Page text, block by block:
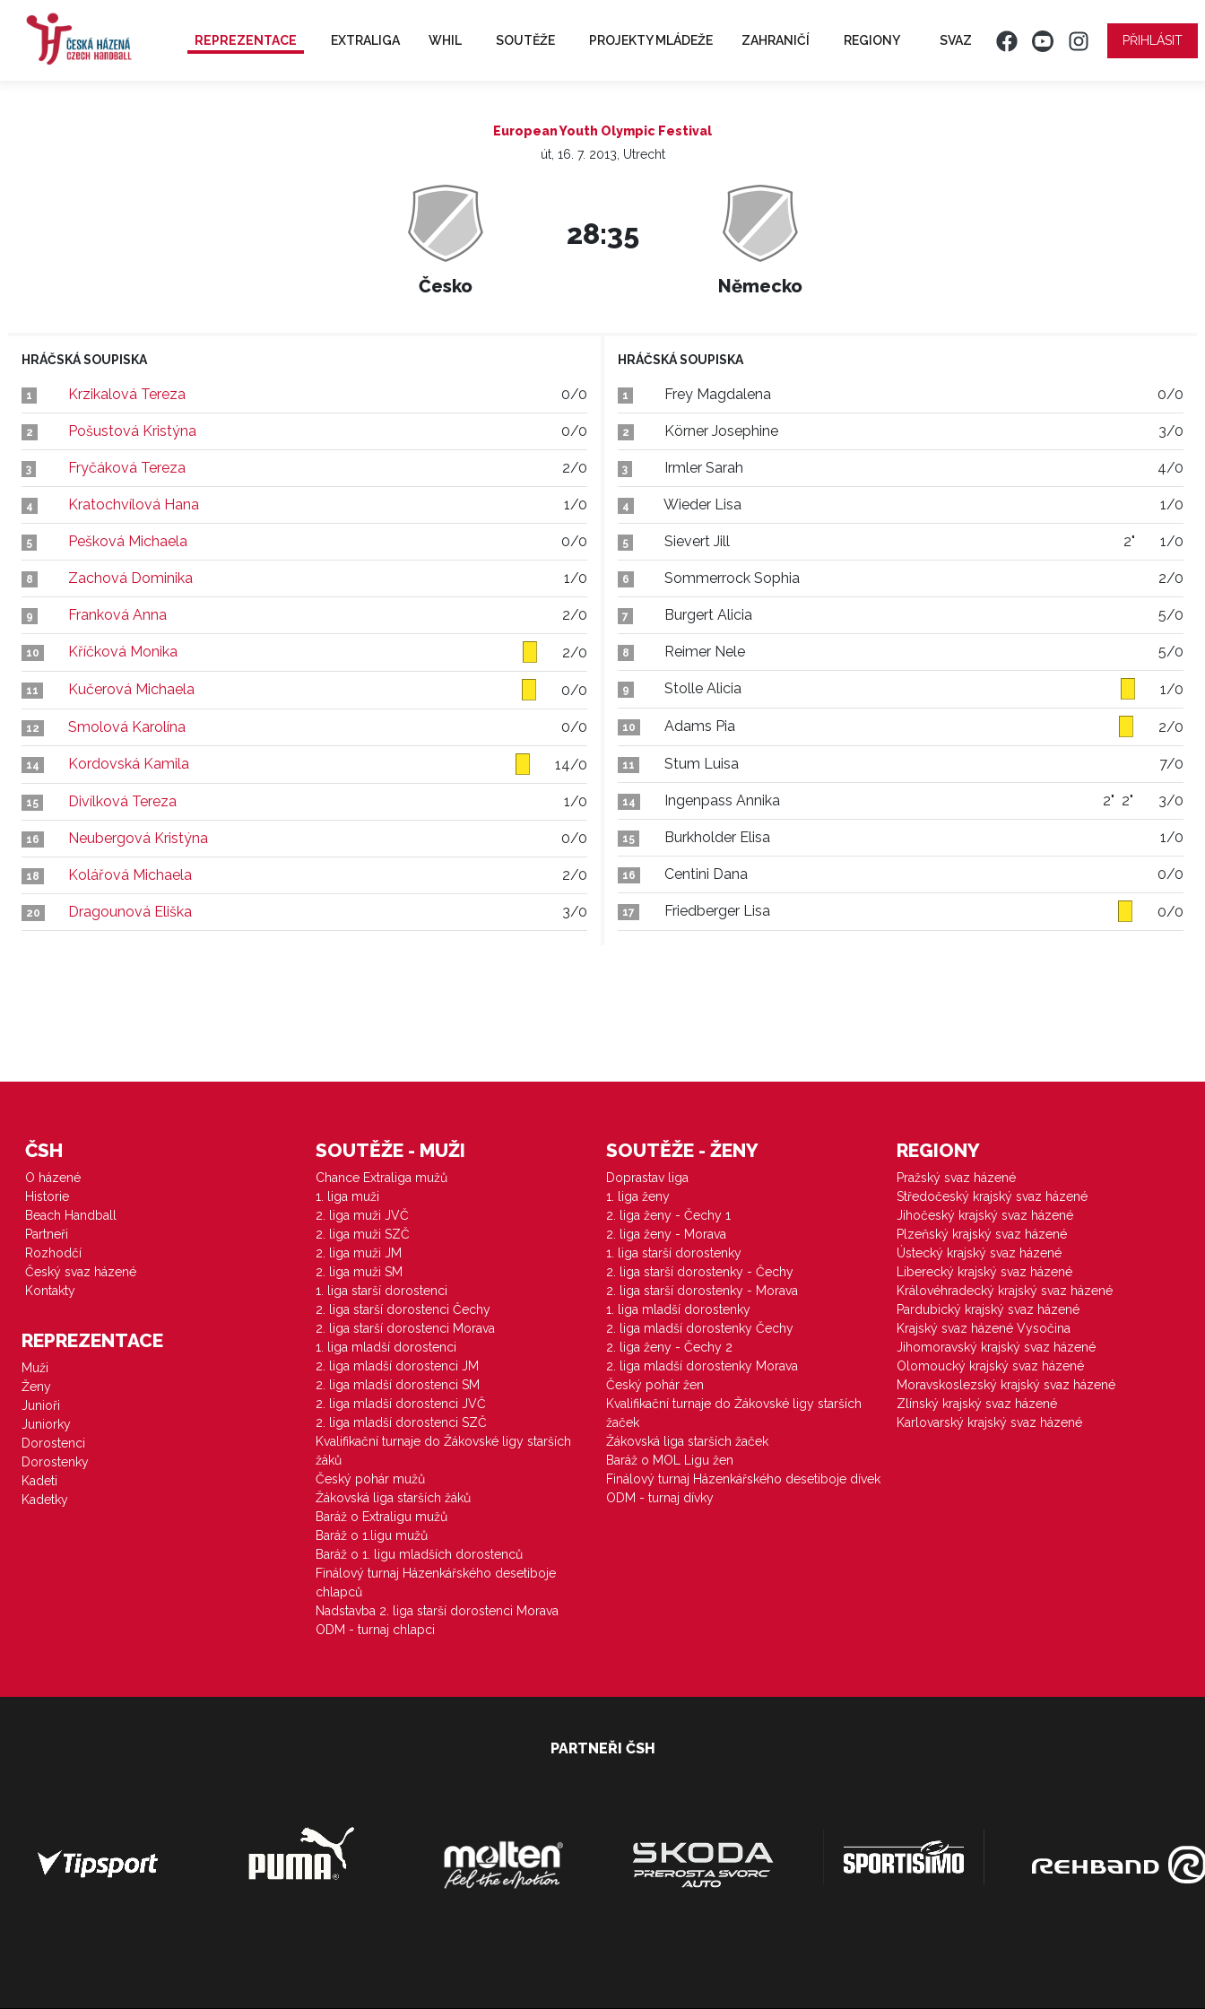
REPREZENTACE EXTRALIGA WHIL SOUTĚŽE PROJEKTY MLÁDEŽE ZAHRANIČÍ REGIONY SVAZ PŘIHLÁSIT
European Youth Olympic Festival
út, 16. 7. 2013, Utrecht
Česko
28:35
Německo
HRÁČSKÁ SOUPISKA
1 Krzikalová Tereza 0/0
2 Pošustová Kristýna 0/0
3 Fryčáková Tereza 2/0
4 Kratochvílová Hana 1/0
5 Pešková Michaela 0/0
8 Zachová Dominika 1/0
9 Franková Anna 2/0
10 Kříčková Monika 2/0
11 Kučerová Michaela 0/0
12 Smolová Karolína 0/0
14 Kordovská Kamila 14/0
15 Divílková Tereza 1/0
16 Neubergová Kristýna 0/0
18 Kolářová Michaela 2/0
20 Dragounová Eliška 3/0
HRÁČSKÁ SOUPISKA
1 Frey Magdalena 0/0
2 Körner Josephine 3/0
3 Irmler Sarah 4/0
4 Wieder Lisa 1/0
5 Sievert Jill 2" 1/0
6 Sommerrock Sophia 2/0
7 Burgert Alicia 5/0
8 Reimer Nele 5/0
9 Stolle Alicia 1/0
10 Adams Pia 2/0
11 Stum Luisa 7/0
14 Ingenpass Annika 2" 2" 3/0
15 Burkholder Elisa 1/0
16 Centini Dana 0/0
17 Friedberger Lisa 0/0
ČSH
O házené
Historie
Beach Handball
Partneři
Rozhodčí
Český svaz házené
Kontakty
REPREZENTACE
Muži
Ženy
Junioři
Juniorky
Dorostenci
Dorostenky
Kadeti
Kadetky
SOUTĚŽE - MUŽI
Chance Extraliga mužů
1. liga muži
2. liga muži JVČ
2. liga muži SZČ
2. liga muži JM
2. liga muži SM
1. liga starší dorostenci
2. liga starší dorostenci Čechy
2. liga starší dorostenci Morava
1. liga mladší dorostenci
2. liga mladší dorostenci JM
2. liga mladší dorostenci SM
2. liga mladší dorostenci JVČ
2. liga mladší dorostenci SZČ
Kvalifikační turnaje do Žákovské ligy starších
žáků
Český pohár mužů
Žákovská liga starších žáků
Baráž o Extraligu mužů
Baráž o 1.ligu mužů
Baráž o 1. ligu mladších dorostenců
Finálový turnaj Házenkářského desetiboje
chlapců
Nadstavba 2. liga starší dorostenci Morava
ODM - turnaj chlapci
SOUTĚŽE - ŽENY
Doprastav liga
1. liga ženy
2. liga ženy - Čechy 1
2. liga ženy - Morava
1. liga starší dorostenky
2. liga starší dorostenky - Čechy
2. liga starší dorostenky - Morava
1. liga mladší dorostenky
2. liga mladší dorostenky Čechy
2. liga ženy - Čechy 2
2. liga mladší dorostenky Morava
Český pohár žen
Kvalifikační turnaje do Žákovské ligy starších
žaček
Žákovská liga starších žaček
Baráž o MOL Ligu žen
Finálový turnaj Házenkářského desetiboje dívek
ODM - turnaj dívky
REGIONY
Pražský svaz házené
Středočeský krajský svaz házené
Jihočeský krajský svaz házené
Plzeňský krajský svaz házené
Ústecký krajský svaz házené
Liberecký krajský svaz házené
Královéhradecký krajský svaz házené
Pardubický krajský svaz házené
Krajský svaz házené Vysočina
Jihomoravský krajský svaz házené
Olomoucký krajský svaz házené
Moravskoslezský krajský svaz házené
Zlínský krajský svaz házené
Karlovarský krajský svaz házené
PARTNEŘI ČSH